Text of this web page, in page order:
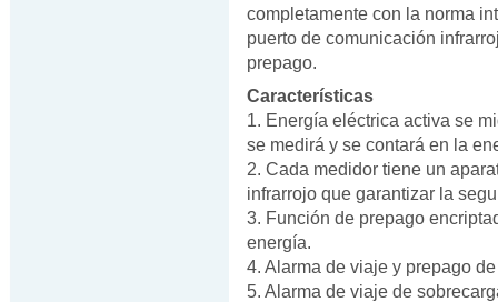
completamente con la norma
puerto de comunicación
prepago.
Características
1. Energía eléctrica activa se
se medirá y se contará en la
2. Cada medidor tiene un
infrarrojo que garantizar la
3. Función de prepago
energía.
4. Alarma de viaje y prepago
5. Alarma de viaje de